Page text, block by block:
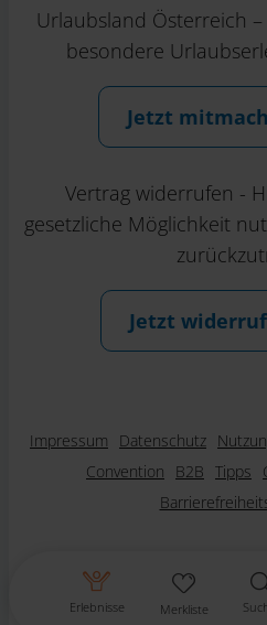
Erlebnisse Merkliste
Urlaubsland Österreich
besondere
Jetzt
Vertrag widerrufen -
gesetzliche Möglichkeit
Jetzt
Impressum Datenschutz
Convention
B2B Tipps